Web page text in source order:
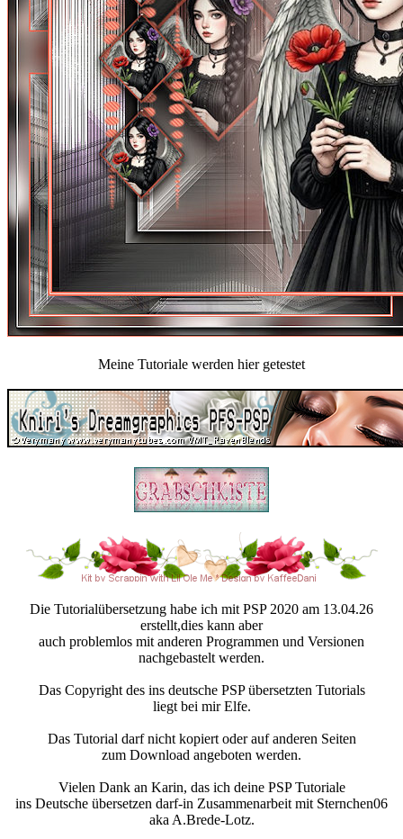
Meine Tutoriale werden hier getestet
Die Tutorialübersetzung habe ich mit PSP 2020 am 13.04.26
erstellt,dies kann aber
auch problemlos mit anderen Programmen und Versionen
nachgebastelt werden.
Das Copyright des ins deutsche PSP übersetzten Tutorials
liegt bei mir Elfe.
Das Tutorial darf nicht kopiert oder auf anderen Seiten
zum Download angeboten werden.
Vielen Dank an Karin, das ich deine PSP Tutoriale
ins Deutsche übersetzen darf-in Zusammenarbeit mit Sternchen06
aka A.Brede-Lotz.